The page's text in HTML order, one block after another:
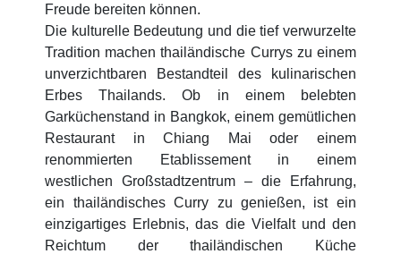
Freude bereiten können.
Die kulturelle Bedeutung und die tief verwurzelte
Tradition machen thailändische Currys zu einem
unverzichtbaren Bestandteil des kulinarischen
Erbes Thailands. Ob in einem belebten
Garküchenstand in Bangkok, einem gemütlichen
Restaurant in Chiang Mai oder einem
renommierten Etablissement in einem
westlichen Großstadtzentrum – die Erfahrung,
ein thailändisches Curry zu genießen, ist ein
einzigartiges Erlebnis, das die Vielfalt und den
Reichtum der thailändischen Küche